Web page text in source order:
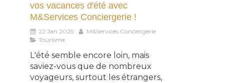
vos vacances d'été avec
M&Services Conciergerie !
22 Jan 2025
M&Services Conciergerie
Tourisme
L'été semble encore loin, mais
saviez-vous que de nombreux
voyageurs, surtout les étrangers,